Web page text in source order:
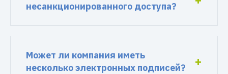
несанкционированного доступа?
Может ли компания иметь
несколько электронных подписей?